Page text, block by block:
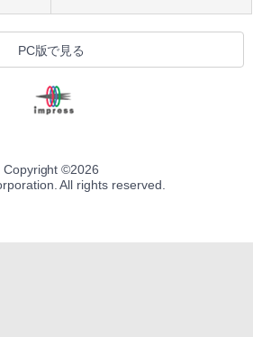
PC版で見る
Copyright ©2026
All rights reserved.